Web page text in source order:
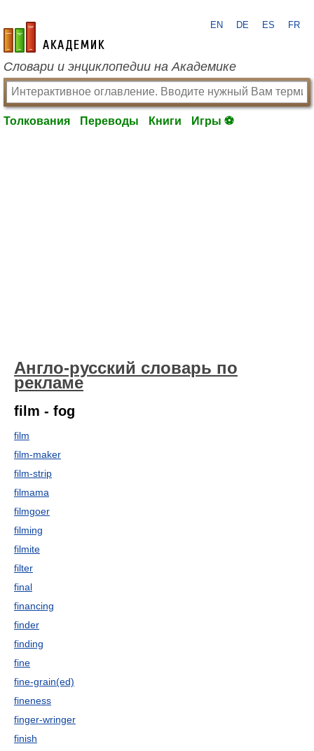
academic.ru
EN DE ES FR
Словари и энциклопедии на Академике
Толкования Переводы Книги Игры ⚽
Англо-русский словарь по
рекламе
film - fog
film
film-maker
film-strip
filmama
filmgoer
filming
filmite
filter
final
financing
finder
finding
fine
fine-grain(ed)
fineness
finger-wringer
finish